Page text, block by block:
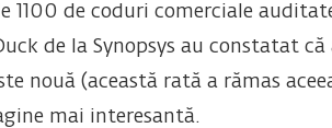
1100 de coduri comerciale
de la Synopsys au constatat
nouă (această rată a rămas
mai interesantă.